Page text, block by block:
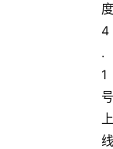
度
4
.
1
号
上
线